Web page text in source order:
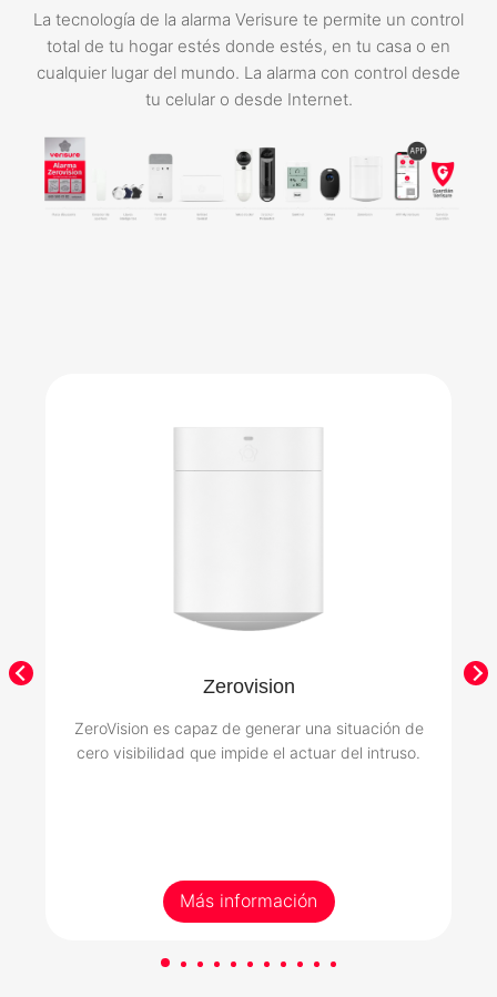
La tecnología de la alarma Verisure te permite un control
total de tu hogar estés donde estés, en tu casa o en
cualquier lugar del mundo. La alarma con control desde
tu celular o desde Internet.
Zerovision
ZeroVision es capaz de generar una situación de
cero visibilidad que impide el actuar del intruso.
Más información